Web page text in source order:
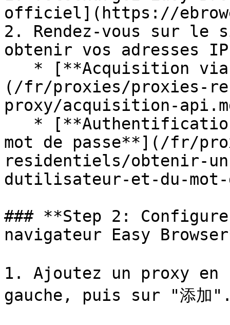
officiel](https://
2. Rendez-vous sur le
obtenir vos adresses
(/fr/proxies/proxies-
proxy/acquisition-
mot de passe**](/fr/
residentiels/obtenir-
dutilisateur-et-du-mot-
### **Step 2:
navigateur Easy
1. Ajoutez un proxy en
gauche, puis sur "添加